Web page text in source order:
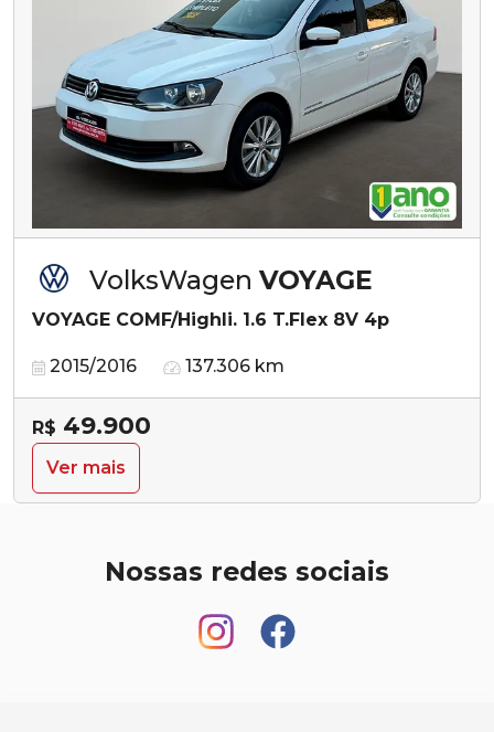
VolksWagen VOYAGE
VOYAGE COMF/Highli. 1.6 T.Flex 8V 4p
2015/2016 137.306 km
R$ 49.900
Ver mais
Nossas redes sociais